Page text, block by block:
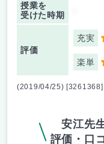
授業を
受けた時期
評価
充実
楽単
(2019/04/25) [3261368]
安江先
評価・口